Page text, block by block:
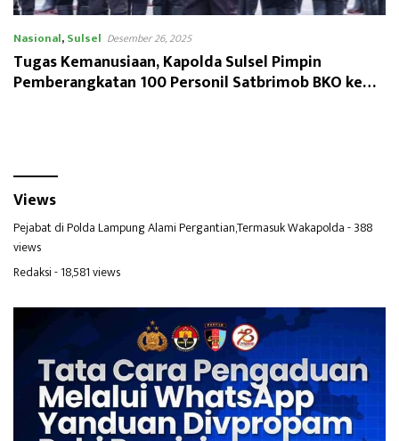
Nasional,Sulsel Desember 26, 2025
Tugas Kemanusiaan, Kapolda Sulsel Pimpin
Pemberangkatan 100 Personil Satbrimob BKO ke
Views
Pejabat di Polda Lampung Alami Pergantian,Termasuk Wakapolda- 388
views
Redaksi- 18,581 views